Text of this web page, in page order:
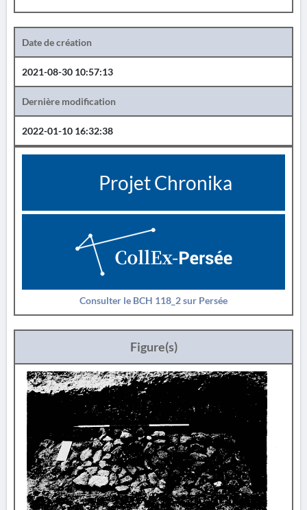
Date de création
2021-08-30 10:57:13
Dernière modification
2022-01-10 16:32:38
Projet Chronika
Consulter le BCH 118_2 sur Persée
Figure(s)